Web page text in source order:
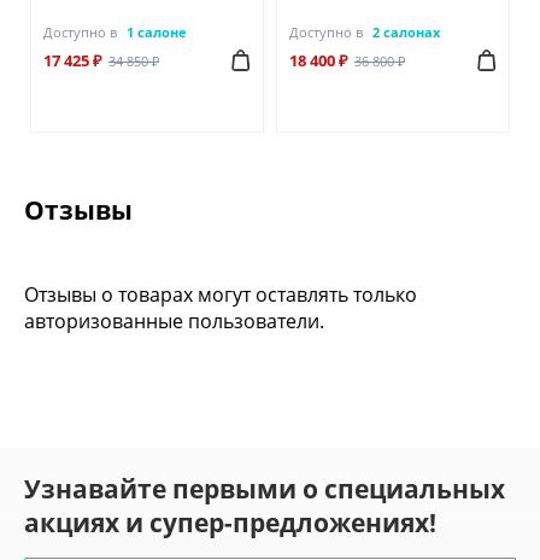
Доступно в 1 салоне
17 425 ₽ 34 850 ₽
Доступно в 2 салонах
18 400 ₽ 36 800 ₽
Отзывы
Отзывы о товарах могут оставлять только
авторизованные пользователи.
Узнавайте первыми о специальных
акциях и супер-предложениях!